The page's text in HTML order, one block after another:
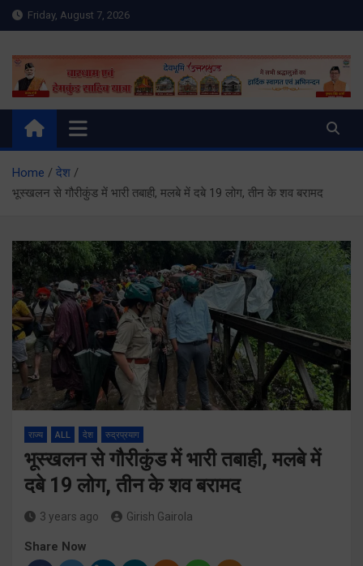
Skip
to
Friday, August 7, 2026
Meru Raibar | Uttarakhand
News | Uttarkashi News
meruraibar.com
Home
देश
भूस्खलन से गौरीकुंड में भारी तबाही, मलबे में दबे 19 लोग, तीन के शव बरामद
राज्य ALL देश रुद्रप्रयाग
भूस्खलन से गौरीकुंड में भारी तबाही, मलबे में
दबे 19 लोग, तीन के शव बरामद
3 years ago Girish Gairola
Share Now